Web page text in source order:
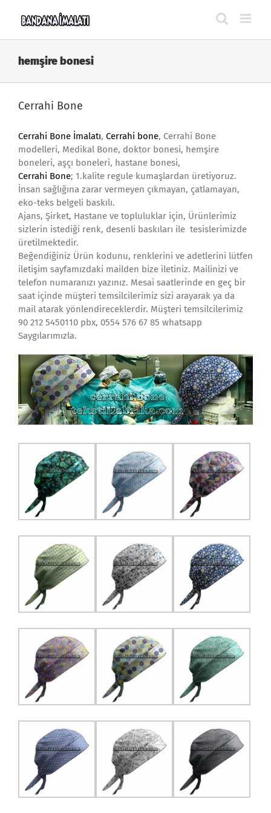
hemşire bonesi
Cerrahi Bone
Cerrahi Bone İmalatı, Cerrahi bone, Cerrahi Bone
modelleri, Medikal Bone, doktor bonesi, hemşire
boneleri, aşçı boneleri, hastane bonesi,
Cerrahi Bone; 1.kalite regule kumaşlardan üretiyoruz.
İnsan sağlığına zarar vermeyen çıkmayan, çatlamayan,
eko-teks belgeli baskılı.
Ajans, Şirket, Hastane ve topluluklar için, Ürünlerimiz
sizlerin istediği renk, desenli baskıları ile tesislerimizde
üretilmektedir.
Beğendiğiniz Ürün kodunu, renklerini ve adetlerini lütfen
iletişim sayfamızdaki mailden bize iletiniz. Mailinizi ve
telefon numaranızı yazınız. Mesai saatlerinde en geç bir
saat içinde müşteri temsilcilerimiz sizi arayarak ya da
mail atarak yönlendireceklerdir. Müşteri temsilcilerimiz
90 212 5450110 pbx, 0554 576 67 85 whatsapp
Saygılarımızla.